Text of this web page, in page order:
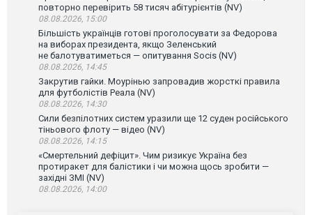
повторно перевірить 58 тисяч абітурієнтів (NV)
08.08.2026, 15:00
Більшість українців готові проголосувати за Федорова
на виборах президента, якщо Зеленський
не балотуватиметься — опитування Socis (NV)
08.08.2026, 14:45
Закрутив гайки. Моурінью запровадив жорсткі правила
для футболістів Реала (NV)
08.08.2026, 14:30
Сили безпілотних систем уразили ще 12 суден російського
тіньового флоту — відео (NV)
08.08.2026, 14:15
«Смертельний дефіцит». Чим ризикує Україна без
протиракет для балістики і чи можна щось зробити —
західні ЗМІ (NV)
08.08.2026, 14:00